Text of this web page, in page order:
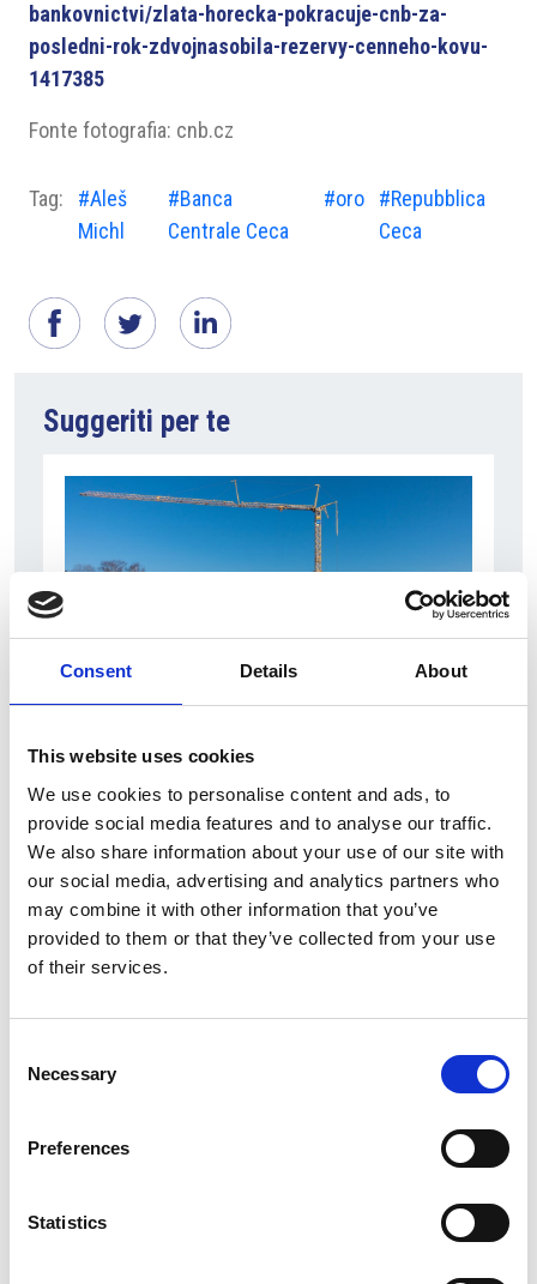
Consent Details About
This website uses cookies
We use cookies to personalise content and ads, to
provide social media features and to analyse our traffic.
We also share information about your use of our site with
our social media, advertising and analytics partners who
may combine it with other information that you’ve
provided to them or that they’ve collected from your use
of their services.
Selection
Necessary
Preferences
Statistics
bankovnictvi/zlata-horecka-pokracuje-cnb-za-
posledni-rok-zdvojnasobila-rezervy-cenneho-kovu-
1417385
Fonte fotografia: cnb.cz
Tag:
#Aleš
Michl
#Banca
Centrale Ceca
#oro
#Repubblica
Ceca
Suggeriti per te
Nel primo semestre è aumentata fortemente la
costruzione di nuove abitazioni
Repubblica Ceca
La Škoda avvia la produzione del suo SUV Peaq